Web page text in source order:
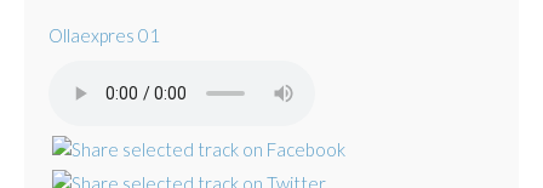
Ollaexpres 01